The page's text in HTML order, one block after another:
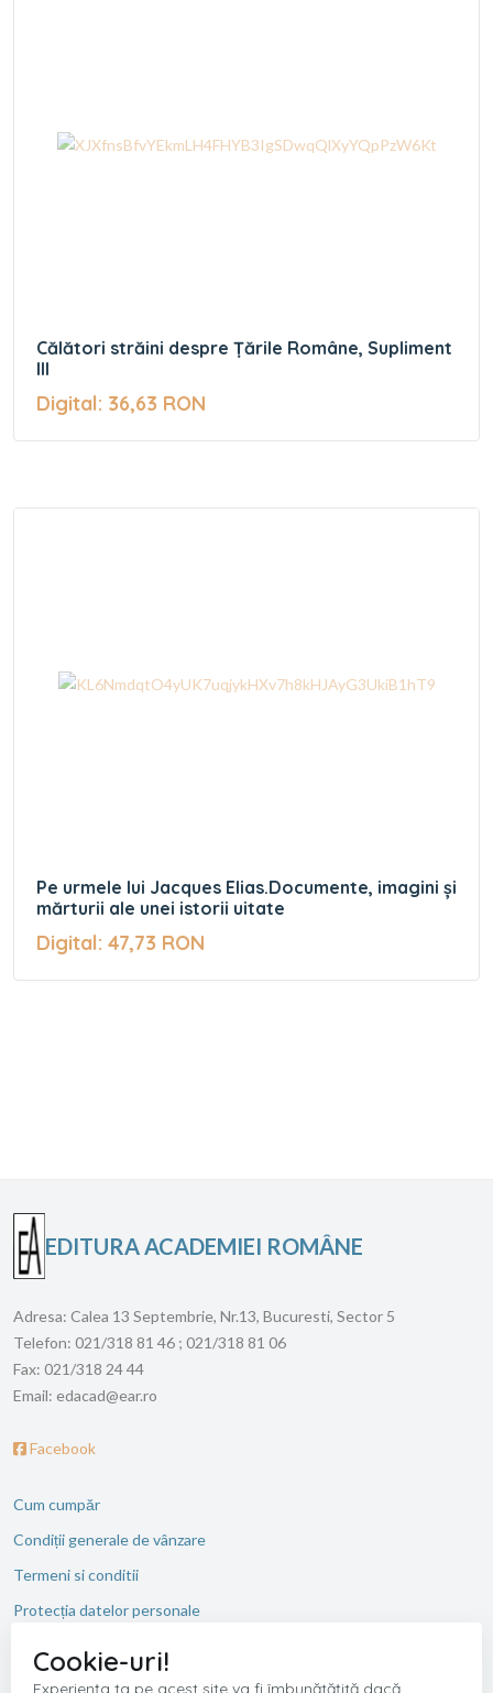
Călători străini despre Țările Române, Supliment
III
Digital: 36,63 RON
Pe urmele lui Jacques Elias.Documente, imagini și
mărturii ale unei istorii uitate
Digital: 47,73 RON
EDITURA ACADEMIEI ROMÂNE
Adresa: Calea 13 Septembrie, Nr.13, Bucuresti, Sector 5
Telefon: 021/318 81 46 ; 021/318 81 06
Fax: 021/318 24 44
Email: edacad@ear.ro
Facebook
Cum cumpăr
Condiții generale de vânzare
Termeni si conditii
Protecția datelor personale
Cookie-uri!
Experiența ta pe acest site va fi îmbunătățită dacă